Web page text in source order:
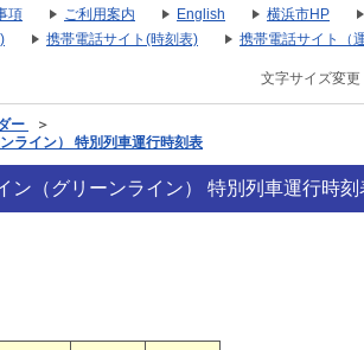
項 ご利用案内 English 横浜市HP
携帯電話サイト(時刻表) 携帯電話サイト（
ー
＞
ライン） 特別列車運行時刻表
文字サイズ変更
ン（グリーンライン） 特別列車運行時刻